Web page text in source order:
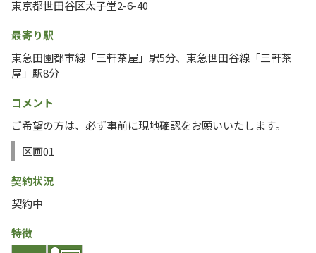
東京都世田谷区太子堂2-6-40
最寄り駅
東急田園都市線「三軒茶屋」駅5分、東急世田谷線「三軒茶
屋」駅8分
コメント
ご希望の方は、必ず事前に現地確認をお願いいたします。
区画01
契約状況
契約中
特徴